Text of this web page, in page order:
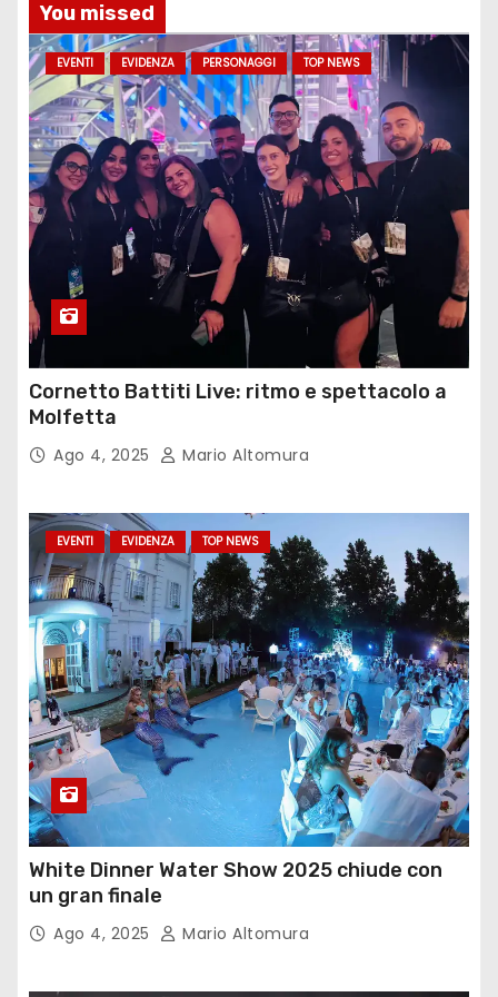
You missed
EVENTI EVIDENZA PERSONAGGI TOP NEWS
Cornetto Battiti Live: ritmo e spettacolo a
Molfetta
Ago 4, 2025 Mario Altomura
EVENTI EVIDENZA TOP NEWS
White Dinner Water Show 2025 chiude con
un gran finale
Ago 4, 2025 Mario Altomura